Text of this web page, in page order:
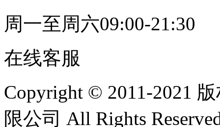
周一至周六09:00-21:30
在线客服
Copyright © 2011-2021
限公司 All Rights